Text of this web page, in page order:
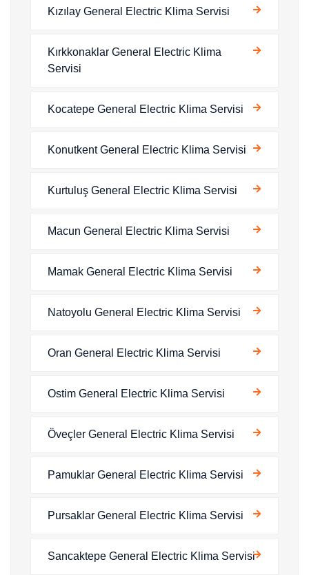
Kızılay General Electric Klima Servisi
Kırkkonaklar General Electric Klima
Servisi
Kocatepe General Electric Klima Servisi
Konutkent General Electric Klima Servisi
Kurtuluş General Electric Klima Servisi
Macun General Electric Klima Servisi
Mamak General Electric Klima Servisi
Natoyolu General Electric Klima Servisi
Oran General Electric Klima Servisi
Ostim General Electric Klima Servisi
Öveçler General Electric Klima Servisi
Pamuklar General Electric Klima Servisi
Pursaklar General Electric Klima Servisi
Sancaktepe General Electric Klima Servisi